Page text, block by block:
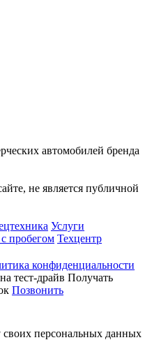
автомобилей бренда
не является публичной
Услуги
пробегом Техцентр
конфиденциальности
тест-драйв Получать
Позвонить
своих персональных данных